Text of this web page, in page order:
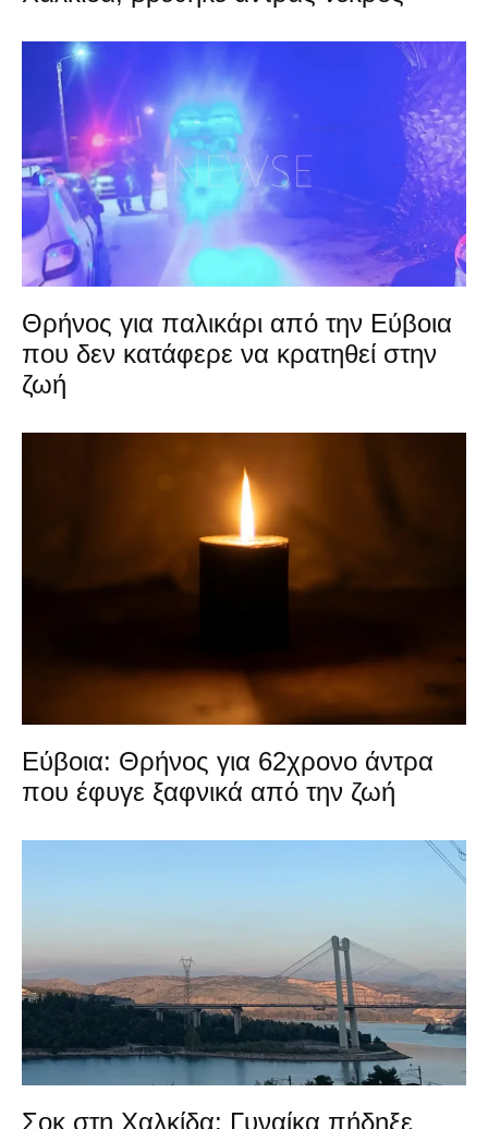
Θρήνος για παλικάρι από την Εύβοια
που δεν κατάφερε να κρατηθεί στην
ζωή
Εύβοια: Θρήνος για 62χρονο άντρα
που έφυγε ξαφνικά από την ζωή
Σοκ στη Χαλκίδα: Γυναίκα πήδηξε